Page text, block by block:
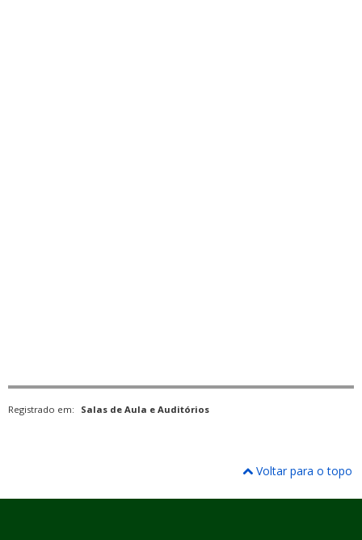
Registrado em: Salas de Aula e Auditórios
Voltar para o topo